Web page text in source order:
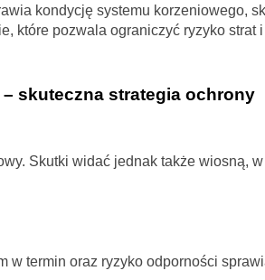
kondycję systemu korzeniowego,
które pozwala ograniczyć ryzyko strat
skuteczna strategia ochrony
Skutki widać jednak także wiosną,
w termin oraz ryzyko odporności